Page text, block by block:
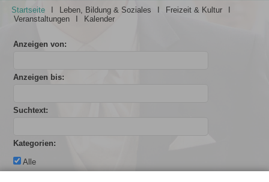
Startseite Leben, Bildung & Soziales Freizeit & Kultur
Veranstaltungen
Kalender
Anzeigen von:
Anzeigen bis:
Suchtext:
Kategorien:
Alle